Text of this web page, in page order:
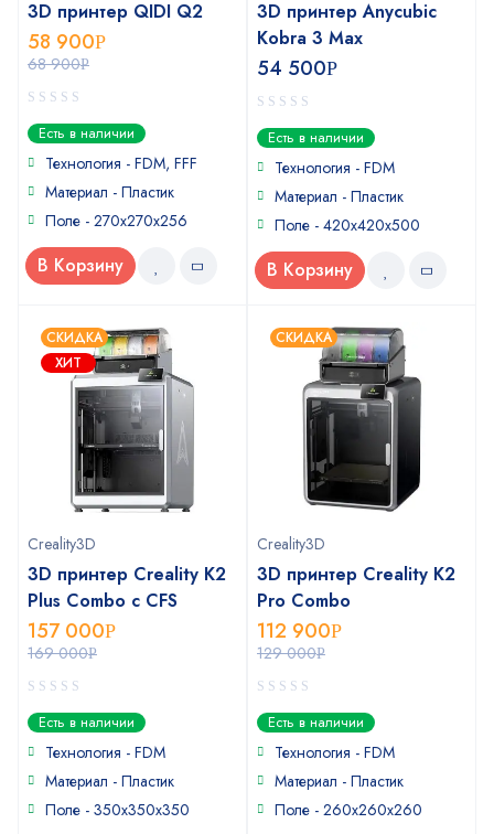
3D принтер QIDI Q2
68 900Р
58 900Р
0
out
of
Есть в наличии
Технология - FDM, FFF
Материал - Пластик
Поле - 270х270х256
В Корзину
3D принтер Anycubic
Kobra 3 Max
54 500Р
0
out
of
Есть в наличии
Технология - FDM
Материал - Пластик
Поле - 420x420x500
В Корзину
СКИДКА
ХИТ
Creality3D
3D принтер Creality K2
Plus Combo c CFS
169 000Р
157 000Р
0
out
of
Есть в наличии
Технология - FDM
Материал - Пластик
Поле - 350x350x350
СКИДКА
Creality3D
3D принтер Creality K2
Pro Combo
129 000Р
112 900Р
0
out
of
Есть в наличии
Технология - FDM
Материал - Пластик
Поле - 260х260х260